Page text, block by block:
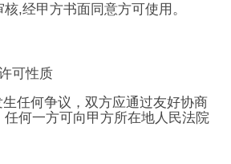
,经甲方书面同意方可使用。
可性质
任何争议，双方应通过友好协商
何一方可向甲方所在地人民法院